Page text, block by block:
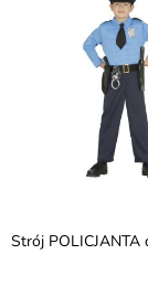
Strój POLICJANTA